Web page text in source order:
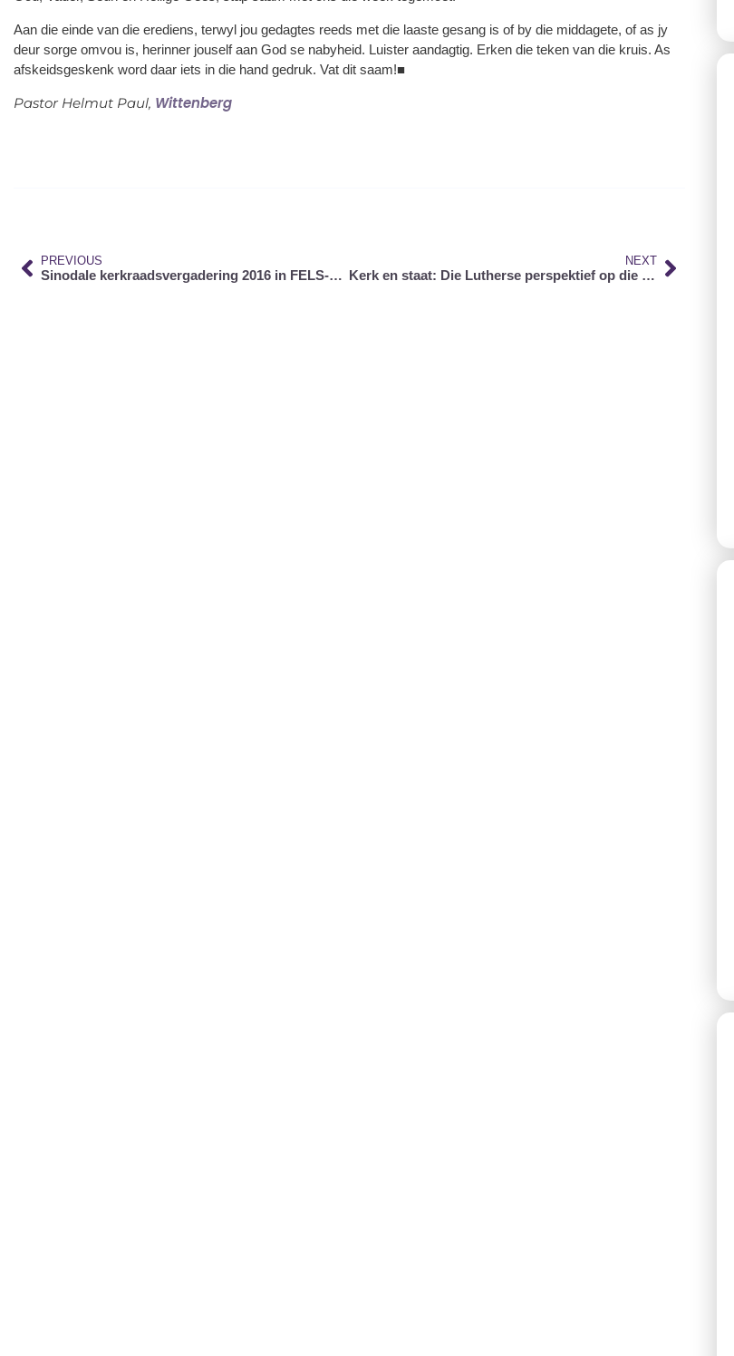
Aan die einde van die erediens, terwyl jou gedagtes reeds met die laaste gesang is of by die middagete, of as jy
deur sorge omvou is, herinner jouself aan God se nabyheid. Luister aandagtig. Erken die teken van die kruis. As
afskeidsgeskenk word daar iets in die hand gedruk. Vat dit saam!■
Pastor Helmut Paul, Wittenberg
PREVIOUS
Sinodale kerkraadsvergadering 2016 in FELS-Retreat
NEXT
Kerk en staat: Die Lutherse perspektief op die twee-koninkryke